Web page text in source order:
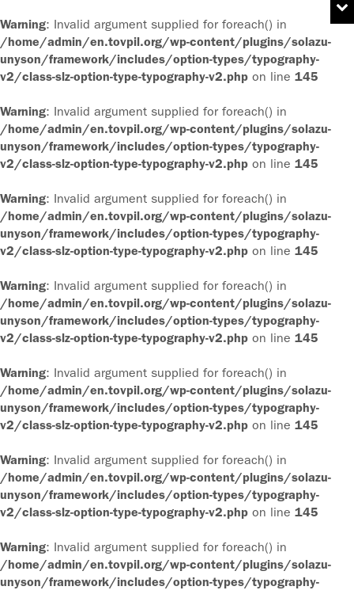
Warning: Invalid argument supplied for foreach() in
/home/admin/en.tovpil.org/wp-content/plugins/solazu-
unyson/framework/includes/option-types/typography-
v2/class-slz-option-type-typography-v2.php on line 145
Warning: Invalid argument supplied for foreach() in
/home/admin/en.tovpil.org/wp-content/plugins/solazu-
unyson/framework/includes/option-types/typography-
v2/class-slz-option-type-typography-v2.php on line 145
Warning: Invalid argument supplied for foreach() in
/home/admin/en.tovpil.org/wp-content/plugins/solazu-
unyson/framework/includes/option-types/typography-
v2/class-slz-option-type-typography-v2.php on line 145
Warning: Invalid argument supplied for foreach() in
/home/admin/en.tovpil.org/wp-content/plugins/solazu-
unyson/framework/includes/option-types/typography-
v2/class-slz-option-type-typography-v2.php on line 145
Warning: Invalid argument supplied for foreach() in
/home/admin/en.tovpil.org/wp-content/plugins/solazu-
unyson/framework/includes/option-types/typography-
v2/class-slz-option-type-typography-v2.php on line 145
Warning: Invalid argument supplied for foreach() in
/home/admin/en.tovpil.org/wp-content/plugins/solazu-
unyson/framework/includes/option-types/typography-
v2/class-slz-option-type-typography-v2.php on line 145
Warning: Invalid argument supplied for foreach() in
/home/admin/en.tovpil.org/wp-content/plugins/solazu-
unyson/framework/includes/option-types/typography-